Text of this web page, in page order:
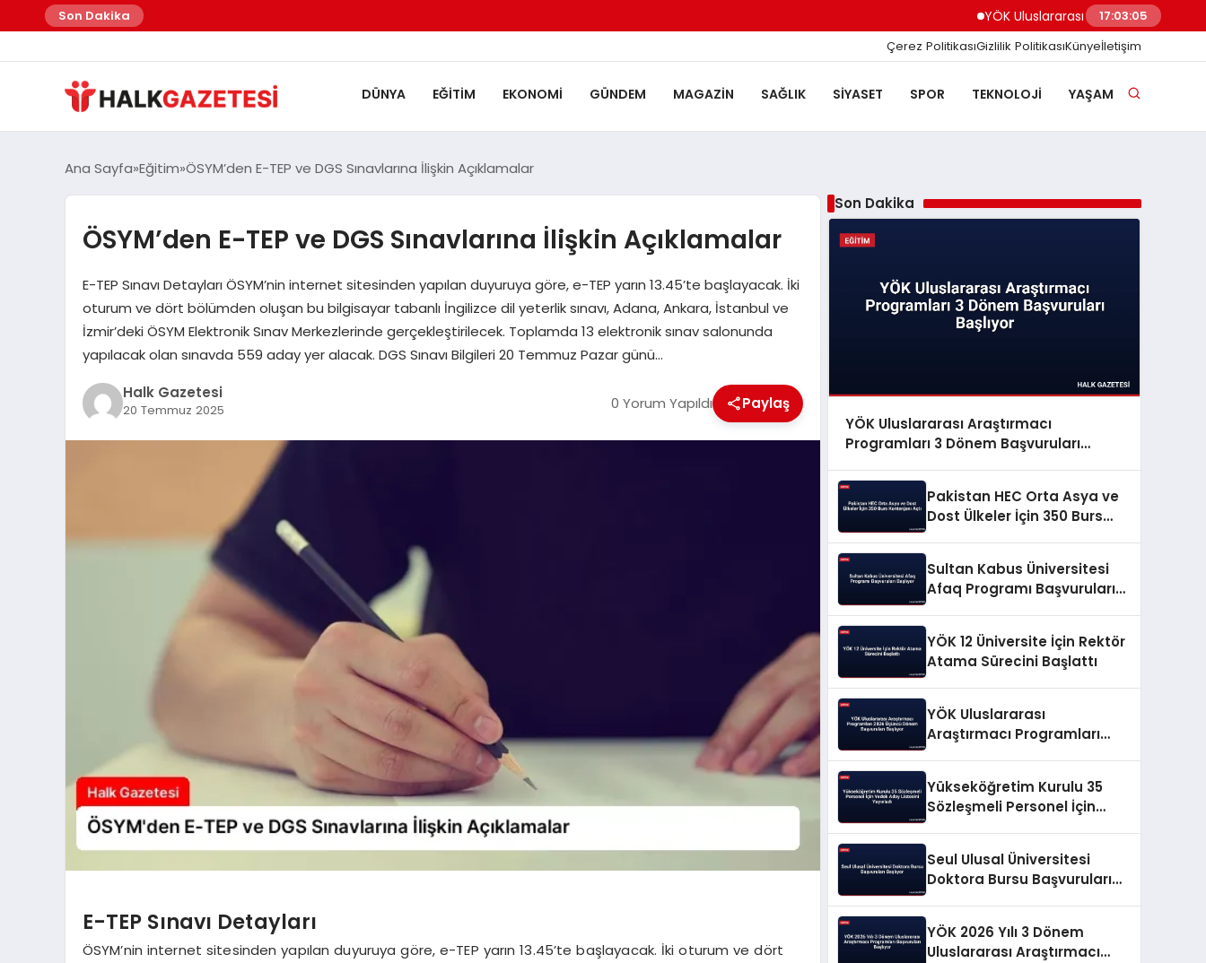
Son Dakika YÖK Uluslararası Araştırmacı
17:03:05
Çerez PolitikasıGizlilik PolitikasıKünyeİletişim
DÜNYA EĞITIM EKONOMI GÜNDEM MAGAZIN SAĞLIK SIYASET SPOR TEKNOLOJI YAŞAM
Ana Sayfa Eğitim ÖSYM’den E-TEP ve DGS Sınavlarına İlişkin Açıklamalar
ÖSYM’den E-TEP ve DGS Sınavlarına İlişkin Açıklamalar
E-TEP Sınavı Detayları ÖSYM’nin internet sitesinden yapılan duyuruya göre, e-TEP yarın 13.45’te başlayacak. İki
oturum ve dört bölümden oluşan bu bilgisayar tabanlı İngilizce dil yeterlik sınavı, Adana, Ankara, İstanbul ve
İzmir’deki ÖSYM Elektronik Sınav Merkezlerinde gerçekleştirilecek. Toplamda 13 elektronik sınav salonunda
yapılacak olan sınavda 559 aday yer alacak. DGS Sınavı Bilgileri 20 Temmuz Pazar günü…
Halk Gazetesi
20 Temmuz 2025 0 Yorum Yapıldı Paylaş
E-TEP Sınavı Detayları
ÖSYM’nin internet sitesinden yapılan duyuruya göre, e-TEP yarın 13.45’te başlayacak. İki oturum ve dört
Son Dakika
YÖK Uluslararası Araştırmacı
Programları 3 Dönem Başvuruları
Pakistan HEC Orta Asya ve
Dost Ülkeler İçin 350 Burs
Sultan Kabus Üniversitesi
Afaq Programı Başvuruları
YÖK 12 Üniversite İçin Rektör
Atama Sürecini Başlattı
YÖK Uluslararası
Araştırmacı Programları
Yükseköğretim Kurulu 35
Sözleşmeli Personel İçin
Seul Ulusal Üniversitesi
Doktora Bursu Başvuruları
YÖK 2026 Yılı 3 Dönem
Uluslararası Araştırmacı